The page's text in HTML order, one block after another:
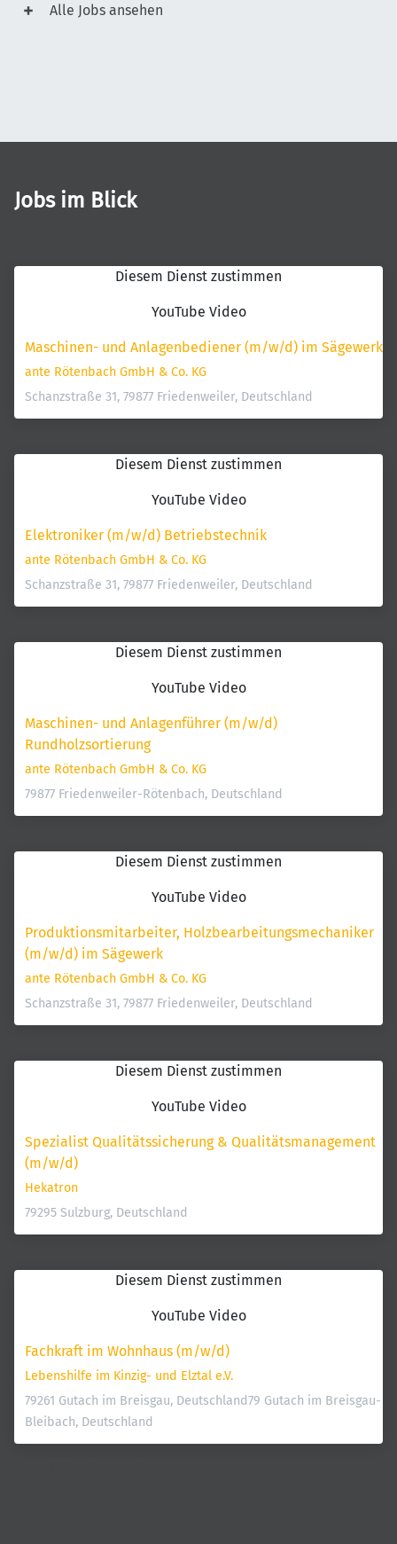
Alle Jobs ansehen
Jobs im Blick
Diesem Dienst zustimmen
YouTube Video
Maschinen- und Anlagenbediener (m/w/d) im Sägewerk
ante Rötenbach GmbH & Co. KG
Schanzstraße 31, 79877 Friedenweiler, Deutschland
Diesem Dienst zustimmen
YouTube Video
Elektroniker (m/w/d) Betriebstechnik
ante Rötenbach GmbH & Co. KG
Schanzstraße 31, 79877 Friedenweiler, Deutschland
Diesem Dienst zustimmen
YouTube Video
Maschinen- und Anlagenführer (m/w/d)
Rundholzsortierung
ante Rötenbach GmbH & Co. KG
79877 Friedenweiler-Rötenbach, Deutschland
Diesem Dienst zustimmen
YouTube Video
Produktionsmitarbeiter, Holzbearbeitungsmechaniker
(m/w/d) im Sägewerk
ante Rötenbach GmbH & Co. KG
Schanzstraße 31, 79877 Friedenweiler, Deutschland
Diesem Dienst zustimmen
YouTube Video
Spezialist Qualitätssicherung & Qualitätsmanagement
(m/w/d)
Hekatron
79295 Sulzburg, Deutschland
Diesem Dienst zustimmen
YouTube Video
Fachkraft im Wohnhaus (m/w/d)
Lebenshilfe im Kinzig- und Elztal e.V.
79261 Gutach im Breisgau, Deutschland79 Gutach im Breisgau-
Bleibach, Deutschland